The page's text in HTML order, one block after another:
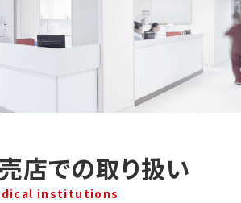
店での取り扱い
institutions